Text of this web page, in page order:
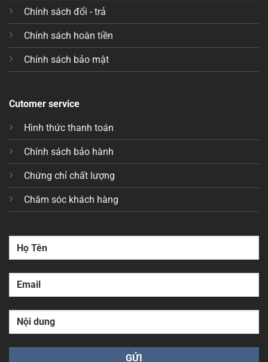
Chính sách đổi - trả
Chính sách hoàn tiền
Chính sách bảo mật
Cutomer service
Hình thức thanh toán
Chính sách bảo hành
Chứng chỉ chất lượng
Chăm sóc khách hàng